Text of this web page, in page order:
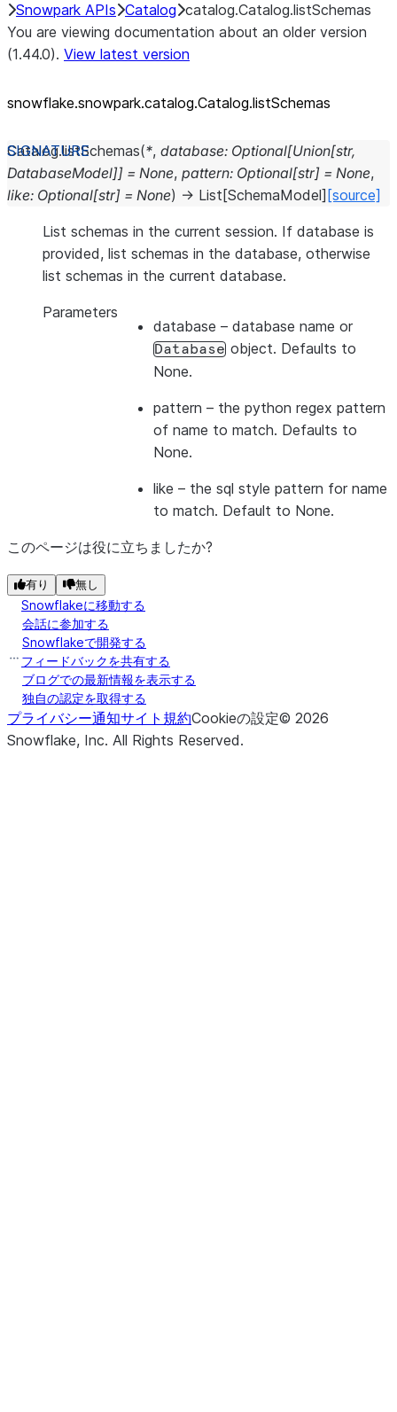
Snowpark APIs Catalog catalog.Catalog.listSchemas
You are viewing documentation about an older version
(1.44.0). View latest version
snowflake.snowpark.catalog.Catalog.listSchemas
Catalog.listSchemas(*, database: Optional[Union[str,
DatabaseModel]] = None, pattern: Optional[str] = None,
like: Optional[str] = None) → List [SchemaModel] [source]
List schemas in the current session. If database is
provided, list schemas in the database, otherwise
list schemas in the current database.
Parameters
database – database name or
Database object. Defaults to
None.
pattern – the python regex pattern
of name to match. Defaults to
None.
like – the sql style pattern for name
to match. Default to None.
このページは役に立ちましたか?
有り 無し
Snowflakeに移動する
会話に参加する
Snowflakeで開発する
フィードバックを共有する
ブログでの最新情報を表示する
独自の認定を取得する
プライバシー通知サイト規約Cookieの設定© 2026
Snowflake, Inc. All Rights Reserved.